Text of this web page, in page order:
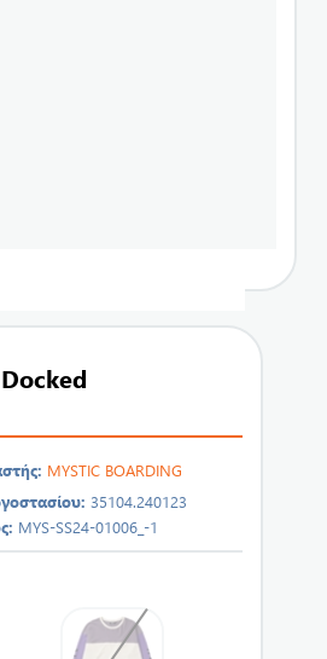
MYSTIC BOARDING
35104.240123
MYS-SS24-01006_-1